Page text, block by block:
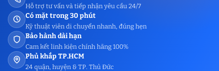
Hỗ trợ tư vấn và tiếp nhận yêu cầu 24/7
Có mặt trong 30 phút
Kỹ thuật viên di chuyển nhanh, đúng hẹn
Bảo hành dài hạn
Cam kết linh kiện chính hãng 100%
Phủ khắp TP.HCM
24 quận, huyện & TP. Thủ Đức